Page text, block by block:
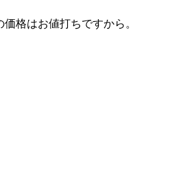
格はお値打ちですから。